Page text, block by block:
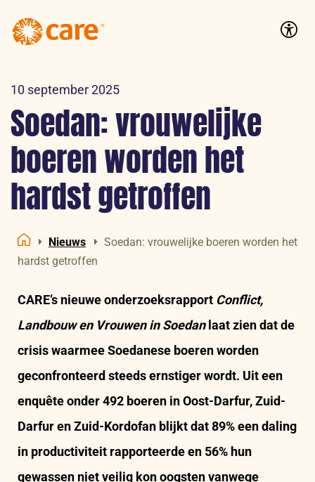
10 september 2025
Soedan: vrouwelijke
boeren worden het
hardst getroffen
Home
Nieuws
Soedan: vrouwelijke boeren worden het
hardst getroffen
CARE’s nieuwe onderzoeksrapport Conflict,
Landbouw en Vrouwen in Soedanlaat zien dat de
crisis waarmee Soedanese boeren worden
geconfronteerd steeds ernstiger wordt. Uit een
enquête onder 492 boeren in Oost-Darfur, Zuid-
Darfur en Zuid-Kordofan blijkt dat 89% een daling
in productiviteit rapporteerde en 56% hun
gewassen niet veilig kon oogsten vanwege